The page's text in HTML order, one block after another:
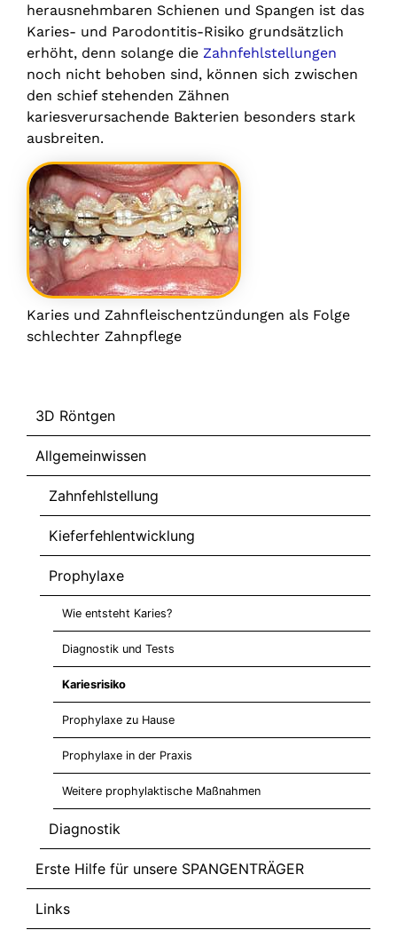
Info
3D Röntgen
Allgemeinwissen
Zahnfehlstellung
Kieferfehlentwicklung
Prophylaxe
Wie entsteht Karies?
Diagnostik und Tests
Kariesrisiko
Prophylaxe zu Hause
Prophylaxe in der Praxis
Weitere prophylaktische Maßnahmen
Diagnostik
Erste Hilfe für unsere SPANGENTRÄGER
Links
herausnehmbaren Schienen und Spangen ist das
Karies- und Parodontitis-Risiko grundsätzlich
erhöht, denn solange die Zahnfehlstellungen
noch nicht behoben sind, können sich zwischen
den schief stehenden Zähnen
kariesverursachende Bakterien besonders stark
ausbreiten.
Karies und Zahnfleischentzündungen als Folge
schlechter Zahnpflege